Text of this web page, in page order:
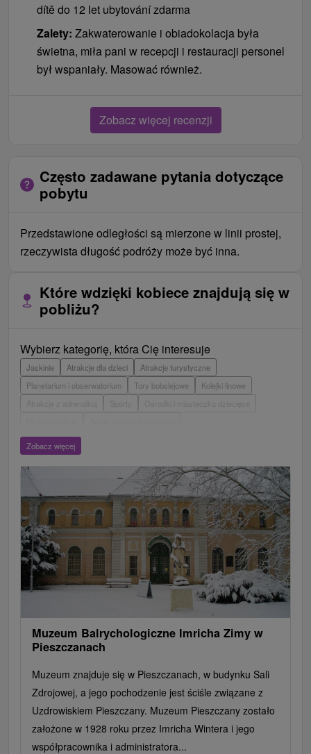
dítě do 12 let ubytování zdarma
Zalety: Zakwaterowanie i obiadokolacja była
świetna, miła pani w recepcji i restauracji personel
był wspaniały. Masować również.
Zobacz więcej recenzji
Często zadawane pytania dotyczące
pobytu
Przedstawione odległości są mierzone w linii prostej,
rzeczywista długość podróży może być inna.
Które wdzięki kobiece znajdują się w
pobliżu?
Wybierz kategorię, która Cię interesuje
Jaskinie Atrakcje dla dzieci
Atrakcje turystyczne
Planetarium i obserwatorium
Tory bobslejowe
Kolejki linowe
Atrakcje z adrenaliną
Wieże obserwacyjne i chodniki
Escaperoom
Loty widokowe i rejsy wycieczkowe
Tarcze
Jeziora, jeziora, zbiorniki wodne
Zabytki techniki
Pomniki
Wodospady
Kościoły drewniane Zamki, pałace, ruiny
Skanseny
Aquaparki, baseny
Źródła Teatry
Jazda konna
Túry a turistické chodníky
Chaty górskie
Miejsca sakralne
Rafting, rafting, rafting
Obiekty architektoniczne
Ośrodek narciarski
Pola golfowe
Tory gokartowe
Amfiteatry i kina w przyrodzie
Zobacz więcej
Muzeum Balrychologiczne Imricha Zimy w
Pieszczanach
Muzeum znajduje się w Pieszczanach, w budynku Sali
Zdrojowej, a jego pochodzenie jest ściśle związane z
Uzdrowiskiem Pieszczany. Muzeum Pieszczany zostało
założone w 1928 roku przez Imricha Wintera i jego
współpracownika i administratora...